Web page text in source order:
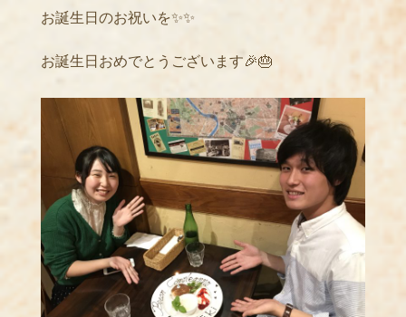
お誕生日のお祝いを✨✨
お誕生日おめでとうございます🎉🎂